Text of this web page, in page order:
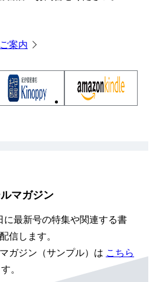
案内
マガジン
に最新号の特集や関連する書
信します。
ガジン（サンプル）は こちら
。